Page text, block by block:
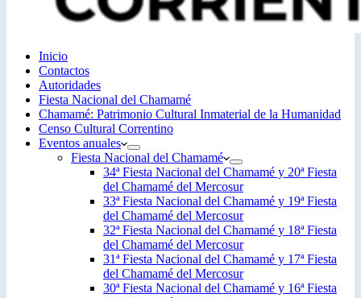
Inicio
Contactos
Autoridades
Fiesta Nacional del Chamamé
Chamamé: Patrimonio Cultural Inmaterial de la Humanidad
Censo Cultural Correntino
Eventos anuales
Fiesta Nacional del Chamamé
34ª Fiesta Nacional del Chamamé y 20ª Fiesta
del Chamamé del Mercosur
33ª Fiesta Nacional del Chamamé y 19ª Fiesta
del Chamamé del Mercosur
32ª Fiesta Nacional del Chamamé y 18ª Fiesta
del Chamamé del Mercosur
31ª Fiesta Nacional del Chamamé y 17ª Fiesta
del Chamamé del Mercosur
30ª Fiesta Nacional del Chamamé y 16ª Fiesta